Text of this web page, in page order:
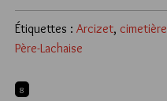
Étiquettes : Arcizet, cimetière
Père-Lachaise
8